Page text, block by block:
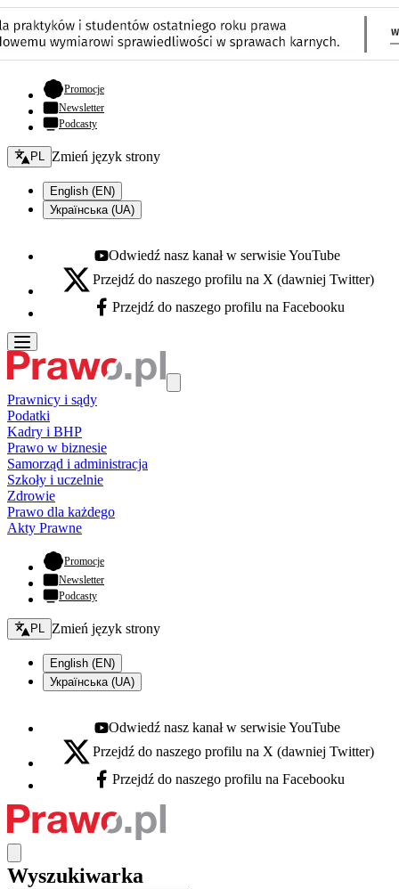
Promocje- otwiera się w nowej karcie
Newsletter
Podcasty
Zmień język - bieżący:
PL Zmień język strony
English (EN)
Українська (UA)
Youtube - otwiera się w nowej karcie
Odwiedź nasz kanał w serwisie YouTube
X - otwiera się w nowej karcie
Przejdź do naszego profilu na X (dawniej Twitter)
Facebook - otwiera się w nowej karcie
Przejdź do naszego profilu na Facebooku
Prawnicy i sądy
Podatki
Kadry i BHP
Prawo w biznesie
Samorząd i administracja
Szkoły i uczelnie
Zdrowie
Prawo dla każdego
Akty Prawne
Promocje- otwiera się w nowej karcie
Newsletter
Podcasty
Zmień język - bieżący:
PL Zmień język strony
English (EN)
Українська (UA)
Youtube - otwiera się w nowej karcie
Odwiedź nasz kanał w serwisie YouTube
X - otwiera się w nowej karcie
Przejdź do naszego profilu na X (dawniej Twitter)
Facebook - otwiera się w nowej karcie
Przejdź do naszego profilu na Facebooku
Wyszukiwarka